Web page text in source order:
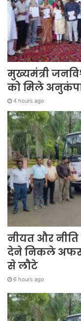
मुख्यमंत्री
को मिले
4 hours ago
नीयत और
देने निकले
से लौटे
6 hours ago